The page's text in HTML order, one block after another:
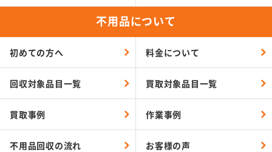
不用品について
初めての方へ 料金について
回収対象品目一覧 買取対象品目一覧
買取事例 作業事例
不用品回収の流れ お客様の声